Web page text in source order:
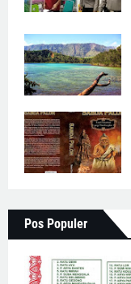
Pos Populer